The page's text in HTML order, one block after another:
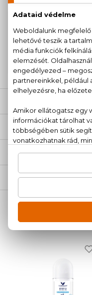
garanciával
Kérdésed van,
20 779 1924
ÉRTÉKELÉSEK (0)
SZÁLLÍTÁS